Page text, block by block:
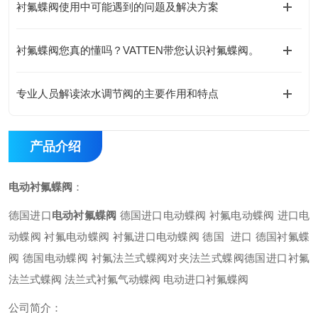
衬氟蝶阀使用中可能遇到的问题及解决方案
衬氟蝶阀您真的懂吗？VATTEN带您认识衬氟蝶阀。
专业人员解读浓水调节阀的主要作用和特点
产品介绍
电动衬氟蝶阀 ：
德国进口电动衬氟蝶阀 德国进口电动蝶阀 衬氟电动蝶阀 进口电
动蝶阀 衬氟电动蝶阀 衬氟进口电动蝶阀 德国 进口 德国衬氟蝶
阀 德国电动蝶阀 衬氟法兰式蝶阀对夹法兰式蝶阀德国进口衬氟
法兰式蝶阀 法兰式衬氟气动蝶阀 电动进口衬氟蝶阀
公司简介：